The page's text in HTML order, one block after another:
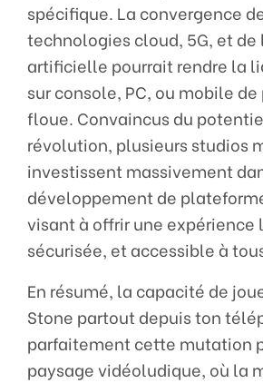
spécifique. La convergence
technologies cloud, 5G, et
artificielle pourrait rendre la
sur console, PC, ou mobile
floue. Convaincus du
révolution, plusieurs studios
investissent massivement
développement de
visant à offrir une
sécurisée, et accessible à
En résumé, la capacité de
Stone partout depuis ton
parfaitement cette mutation
paysage vidéoludique, où la